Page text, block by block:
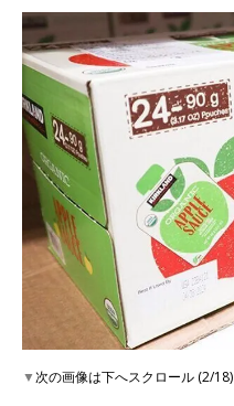
▼次の画像は下へスクロール (2/18)